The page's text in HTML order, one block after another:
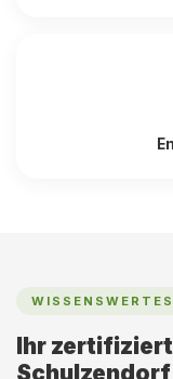
WISSENSWERTES
Ihr
Schulzendorf